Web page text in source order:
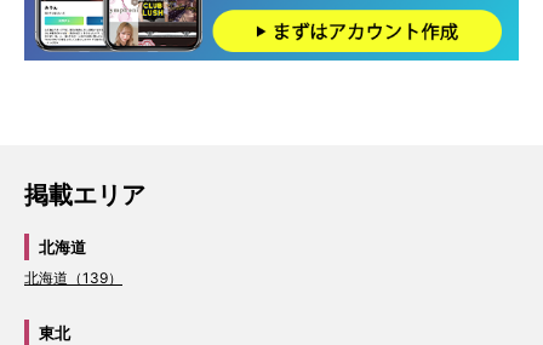
掲載エリア
北海道
北海道（139）
東北